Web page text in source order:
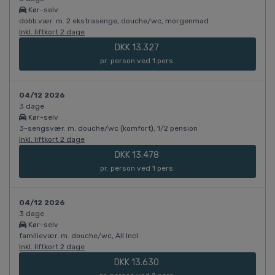
Kør-selv
dobb.vær. m. 2 ekstrasenge, douche/wc, morgenmad
Inkl. liftkort 2 dage
DKK 13.327
pr. person ved 1 pers.
04/12 2026
3 dage
Kør-selv
3-sengsvær. m. douche/wc (komfort), 1/2 pension
Inkl. liftkort 2 dage
DKK 13.478
pr. person ved 1 pers.
04/12 2026
3 dage
Kør-selv
familievær. m. douche/wc, All Incl.
Inkl. liftkort 2 dage
DKK 13.630